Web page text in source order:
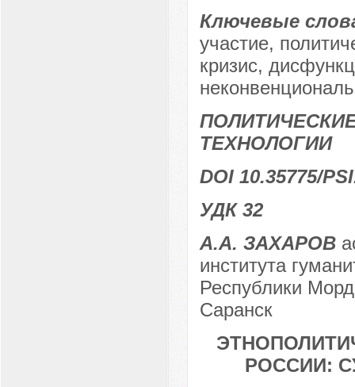
Ключевые
участие,
кризис,
ТЕХНОЛОГИИ
DOI 10.35775/
УДК 32
А.А. ЗАХАРОВ
института
Республики
Саранск
РОССИИ: